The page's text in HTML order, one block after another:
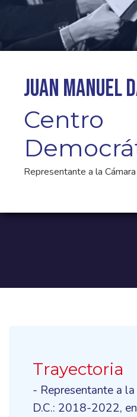
Juan Manuel
Centro
Representante a la Cámara
Trayectoria
- Representante a
D.C.: 2018-2022,